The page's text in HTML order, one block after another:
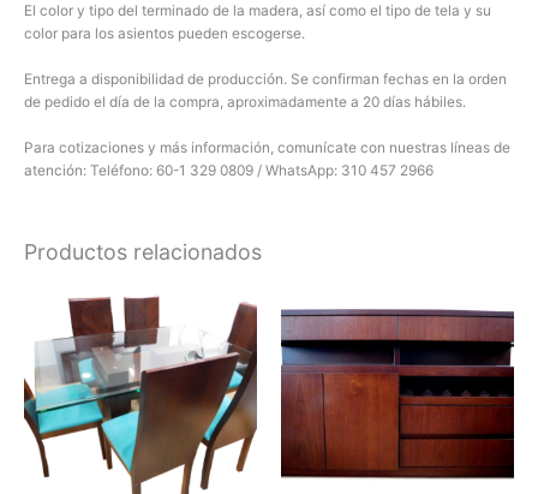
El color y tipo del terminado de la madera, así como el tipo de tela y su
color para los asientos pueden escogerse.
Entrega a disponibilidad de producción. Se confirman fechas en la orden
de pedido el día de la compra, aproximadamente a 20 días hábiles.
Para cotizaciones y más información, comunícate con nuestras líneas de
atención: Teléfono: 60-1 329 0809 / WhatsApp: 310 457 2966
Productos relacionados